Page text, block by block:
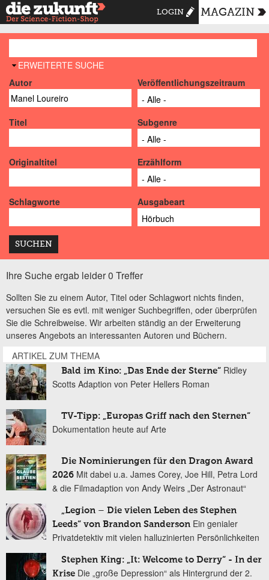
LOGIN MAGAZIN
AUSBLENDEN
ERWEITERTE SUCHE
Autor
Veröffentlichungszeitraum
Titel Subgenre
Originaltitel Erzählform
Schlagworte Ausgabeart
Ihre Suche ergab leider 0 Treffer
Sollten Sie zu einem Autor, Titel oder Schlagwort nichts finden,
versuchen Sie es evtl. mit weniger Suchbegriffen, oder überprüfen
Sie die Schreibweise. Wir arbeiten ständig an der Erweiterung
unseres Angebots an interessanten Autoren und Büchern.
ARTIKEL ZUM THEMA
Bald im Kino: „Das Ende der Sterne“ Ridley
Scotts Adaption von Peter Hellers Roman
TV-Tipp: „Europas Griff nach den Sternen“
Dokumentation heute auf Arte
Die Nominierungen für den Dragon Award
2026 Mit dabei u.a. James Corey, Joe Hill, Petra Lord
& die Filmadaption von Andy Weirs „Der Astronaut“
„Legion – Die vielen Leben des Stephen
Leeds“ von Brandon Sanderson Ein genialer
Privatdetektiv mit vielen halluzinierten Persönlichkeiten
Stephen King: „It: Welcome to Derry“ - In der
Krise Die „große Depression“ als Hintergrund der 2.